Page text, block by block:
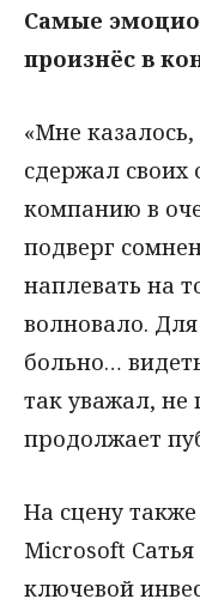
Самые
произнёс в
«Мне
сдержал
компанию в
подверг
наплевать на
волновало.
больно…
так уважал, не
продолжает
На сцену
Microsoft
ключевой